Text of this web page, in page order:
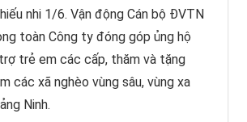
nhi 1/6. Vận động Cán bộ ĐVTN
toàn Công ty đóng góp ủng hộ
trẻ em các cấp, thăm và tặng
các xã nghèo vùng sâu, vùng xa
Ninh.